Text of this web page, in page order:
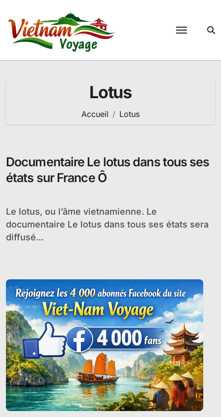
contenu
Lotus
Accueil Lotus
Documentaire Le lotus dans tous ses
états sur France Ô
Le lotus, ou l’âme vietnamienne. Le
documentaire Le lotus dans tous ses états sera
diffusé...